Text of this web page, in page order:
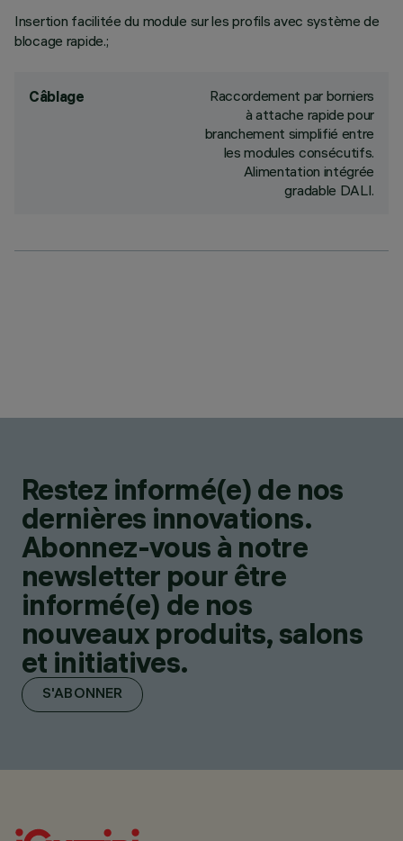
Insertion facilitée du module sur les profils avec système de
blocage rapide.;
Câblage
Raccordement par borniers
à attache rapide pour
branchement simplifié entre
les modules consécutifs.
Alimentation intégrée
gradable DALI.
Restez informé(e) de nos
dernières innovations.
Abonnez-vous à notre
newsletter pour être
informé(e) de nos
nouveaux produits, salons
et initiatives.
S'ABONNER